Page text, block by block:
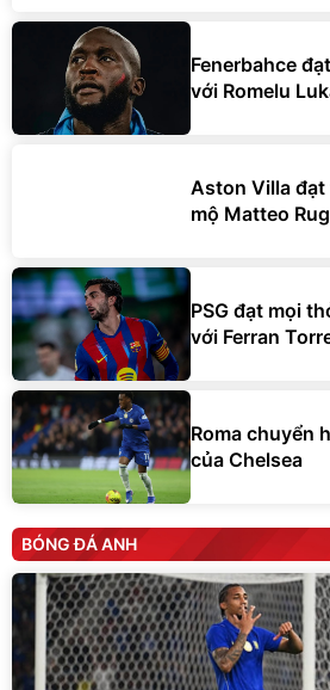
Fenerbahce
với Romelu
Aston Villa
mộ Matteo
PSG đạt mọi
với Ferran
Roma chuyển
của Chelsea
BÓNG ĐÁ ANH